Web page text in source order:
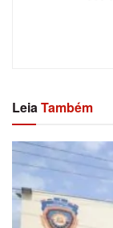
LeiaTambém